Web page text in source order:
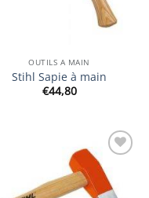
OUTILS A MAIN
Stihl Sapie à main
€44,80
Ajouter
à la
wishlist